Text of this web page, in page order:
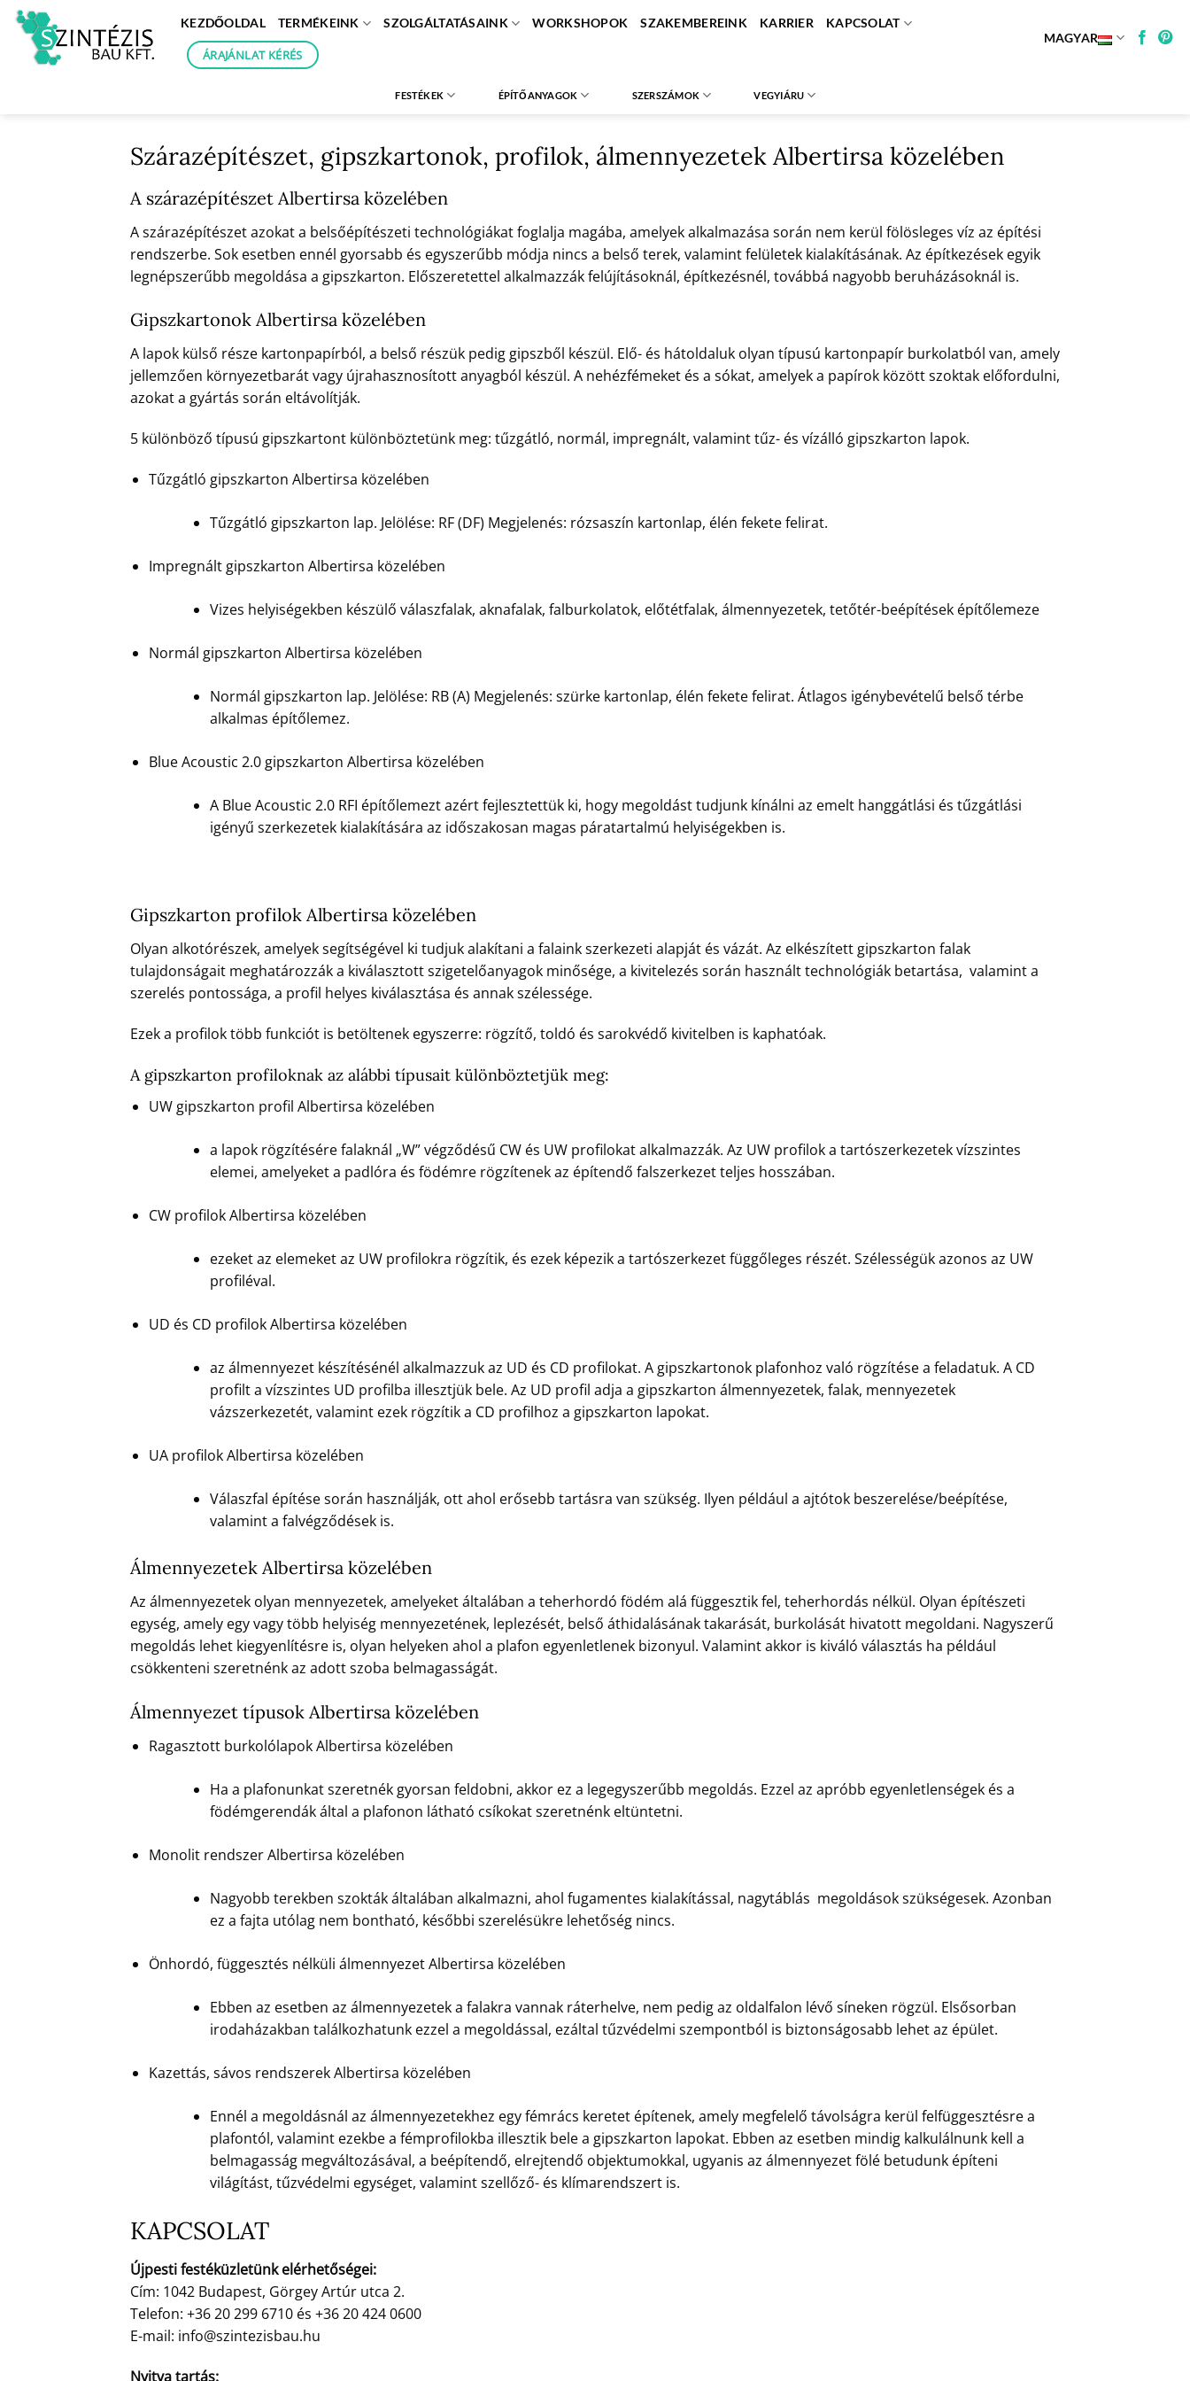
Skip
content
KEZDŐOLDAL TERMÉKEINK SZOLGÁLTATÁSAINK WORKSHOPOK SZAKEMBEREINK KARRIER KAPCSOLAT
ÁRAJÁNLAT KÉRÉS
MAGYAR
FESTÉKEK ÉPÍTŐANYAGOK SZERSZÁMOK VEGYIÁRU
Szárazépítészet, gipszkartonok, profilok, álmennyezetek Albertirsa közelében
A szárazépítészet Albertirsa közelében
A szárazépítészet azokat a belsőépítészeti technológiákat foglalja magába, amelyek alkalmazása során nem kerül fölösleges víz az építési
rendszerbe. Sok esetben ennél gyorsabb és egyszerűbb módja nincs a belső terek, valamint felületek kialakításának. Az építkezések egyik
legnépszerűbb megoldása a gipszkarton. Előszeretettel alkalmazzák felújításoknál, építkezésnél, továbbá nagyobb beruházásoknál is.
Gipszkartonok Albertirsa közelében
A lapok külső része kartonpapírból, a belső részük pedig gipszből készül. Elő- és hátoldaluk olyan típusú kartonpapír burkolatból van, amely
jellemzően környezetbarát vagy újrahasznosított anyagból készül. A nehézfémeket és a sókat, amelyek a papírok között szoktak előfordulni,
azokat a gyártás során eltávolítják.
5 különböző típusú gipszkartont különböztetünk meg: tűzgátló, normál, impregnált, valamint tűz- és vízálló gipszkarton lapok.
Tűzgátló gipszkarton Albertirsa közelében
Tűzgátló gipszkarton lap. Jelölése: RF (DF) Megjelenés: rózsaszín kartonlap, élén fekete felirat.
Impregnált gipszkarton Albertirsa közelében
Vizes helyiségekben készülő válaszfalak, aknafalak, falburkolatok, előtétfalak, álmennyezetek, tetőtér-beépítések építőlemeze
Normál gipszkarton Albertirsa közelében
Normál gipszkarton lap. Jelölése: RB (A) Megjelenés: szürke kartonlap, élén fekete felirat. Átlagos igénybevételű belső térbe
alkalmas építőlemez.
Blue Acoustic 2.0 gipszkarton Albertirsa közelében
A Blue Acoustic 2.0 RFI építőlemezt azért fejlesztettük ki, hogy megoldást tudjunk kínálni az emelt hanggátlási és tűzgátlási
igényű szerkezetek kialakítására az időszakosan magas páratartalmú helyiségekben is.
Gipszkarton profilok Albertirsa közelében
Olyan alkotórészek, amelyek segítségével ki tudjuk alakítani a falaink szerkezeti alapját és vázát. Az elkészített gipszkarton falak
tulajdonságait meghatározzák a kiválasztott szigetelőanyagok minősége, a kivitelezés során használt technológiák betartása, valamint a
szerelés pontossága, a profil helyes kiválasztása és annak szélessége.
Ezek a profilok több funkciót is betöltenek egyszerre: rögzítő, toldó és sarokvédő kivitelben is kaphatóak.
A gipszkarton profiloknak az alábbi típusait különböztetjük meg:
UW gipszkarton profil Albertirsa közelében
a lapok rögzítésére falaknál „W” végződésű CW és UW profilokat alkalmazzák. Az UW profilok a tartószerkezetek vízszintes
elemei, amelyeket a padlóra és födémre rögzítenek az építendő falszerkezet teljes hosszában.
CW profilok Albertirsa közelében
ezeket az elemeket az UW profilokra rögzítik, és ezek képezik a tartószerkezet függőleges részét. Szélességük azonos az UW
profiléval.
UD és CD profilok Albertirsa közelében
az álmennyezet készítésénél alkalmazzuk az UD és CD profilokat. A gipszkartonok plafonhoz való rögzítése a feladatuk. A CD
profilt a vízszintes UD profilba illesztjük bele. Az UD profil adja a gipszkarton álmennyezetek, falak, mennyezetek
vázszerkezetét, valamint ezek rögzítik a CD profilhoz a gipszkarton lapokat.
UA profilok Albertirsa közelében
Válaszfal építése során használják, ott ahol erősebb tartásra van szükség. Ilyen például a ajtótok beszerelése/beépítése,
valamint a falvégződések is.
Álmennyezetek Albertirsa közelében
Az álmennyezetek olyan mennyezetek, amelyeket általában a teherhordó födém alá függesztik fel, teherhordás nélkül. Olyan építészeti
egység, amely egy vagy több helyiség mennyezetének, leplezését, belső áthidalásának takarását, burkolását hivatott megoldani. Nagyszerű
megoldás lehet kiegyenlítésre is, olyan helyeken ahol a plafon egyenletlenek bizonyul. Valamint akkor is kiváló választás ha például
csökkenteni szeretnénk az adott szoba belmagasságát.
Álmennyezet típusok Albertirsa közelében
Ragasztott burkolólapok Albertirsa közelében
Ha a plafonunkat szeretnék gyorsan feldobni, akkor ez a legegyszerűbb megoldás. Ezzel az apróbb egyenletlenségek és a
födémgerendák által a plafonon látható csíkokat szeretnénk eltüntetni.
Monolit rendszer Albertirsa közelében
Nagyobb terekben szokták általában alkalmazni, ahol fugamentes kialakítással, nagytáblás megoldások szükségesek. Azonban
ez a fajta utólag nem bontható, későbbi szerelésükre lehetőség nincs.
Önhordó, függesztés nélküli álmennyezet Albertirsa közelében
Ebben az esetben az álmennyezetek a falakra vannak ráterhelve, nem pedig az oldalfalon lévő síneken rögzül. Elsősorban
irodaházakban találkozhatunk ezzel a megoldással, ezáltal tűzvédelmi szempontból is biztonságosabb lehet az épület.
Kazettás, sávos rendszerek Albertirsa közelében
Ennél a megoldásnál az álmennyezetekhez egy fémrács keretet építenek, amely megfelelő távolságra kerül felfüggesztésre a
plafontól, valamint ezekbe a fémprofilokba illesztik bele a gipszkarton lapokat. Ebben az esetben mindig kalkulálnunk kell a
belmagasság megváltozásával, a beépítendő, elrejtendő objektumokkal, ugyanis az álmennyezet fölé betudunk építeni
világítást, tűzvédelmi egységet, valamint szellőző- és klímarendszert is.
KAPCSOLAT
Újpesti festéküzletünk elérhetőségei:
Cím: 1042 Budapest, Görgey Artúr utca 2.
Telefon: +36 20 299 6710 és +36 20 424 0600
E-mail: info@szintezisbau.hu
Nyitva tartás: